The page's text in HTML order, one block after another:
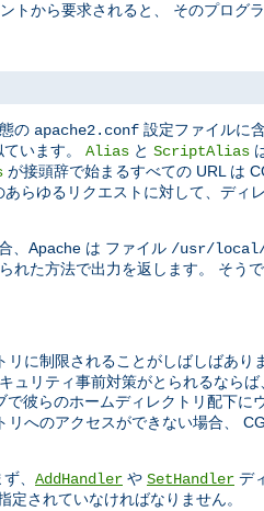
から要求されると、 そのプログラ
の apache2.conf 設定ファイルに
います。 Alias と ScriptAlias
が接頭辞で始まるすべての URL は
らゆるリクエストに対して、ディ
、Apache は ファイル /usr/
た方法で出力を返します。 そう
リに制限されることがしばしばあ
リティ事前対策がとられるなら
で彼らのホームディレクトリ配下に
リへのアクセスができない場合、
、 AddHandler や SetHandler デ
定されていなければなりません。